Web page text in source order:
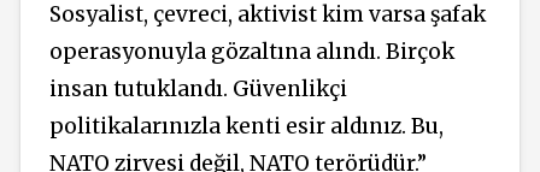
Sosyalist, çevreci, aktivist kim varsa şafak
operasyonuyla gözaltına alındı. Birçok
insan tutuklandı. Güvenlikçi
politikalarınızla kenti esir aldınız. Bu,
NATO zirvesi değil, NATO terörüdür.”